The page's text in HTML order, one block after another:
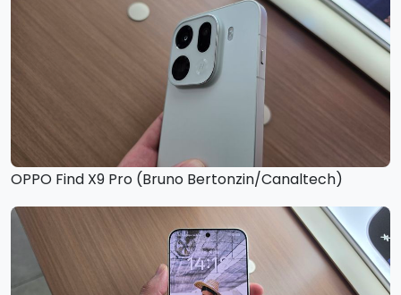
OPPO Find X9 Pro (Bruno Bertonzin/Canaltech)